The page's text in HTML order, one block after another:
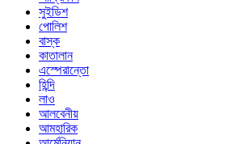
সুইডিশ
পোলিশ
বাস্ক
কাতালান
এস্পেরান্তো
হিন্দি
লাও
আলবেনীয়
আমহারিক